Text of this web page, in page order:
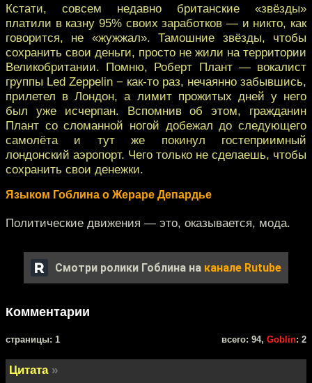
Кстати, совсем недавно британские «звёзды»
платили в казну 95% своих заработков — и никто, как
говорится, не «жужжал». Тамошние звёзды, чтобы
сохранить свои деньги, просто не жили на территории
Великобритании. Помню, Роберт Плант — вокалист
группы Led Zeppelin − как-то раз, нечаянно забывшись,
прилетел в Лондон, а лимит прожитых дней у него
был уже исчерпан. Вспомнив об этом, гражданин
Плант со сломанной ногой добежал до следующего
самолёта и тут же покинул гостеприимный
лондонский аэропорт. Чего только не сделаешь, чтобы
сохранить свои денежки.
Языком Гоблина о Жераре Депардье
Политические движения — это, оказывается, мода.
Смотри ролики Гоблина на канале Rutube
Комментарии
cтраницы: 1 всего: 94, Goblin: 2
Цитата »